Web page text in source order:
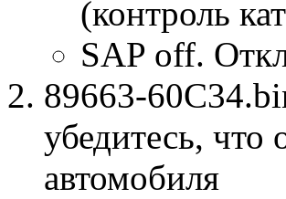
(контроль
SAP off.
89663-
убедитесь, что
автомобиля